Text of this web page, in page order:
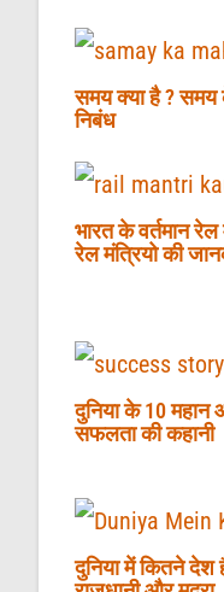
समय क्या है ? समय
निबंध
भारत के वर्तमान
रेल मंत्रियो की
दुनिया के 10
सफलता की कहानी
दुनिया में कितने देश